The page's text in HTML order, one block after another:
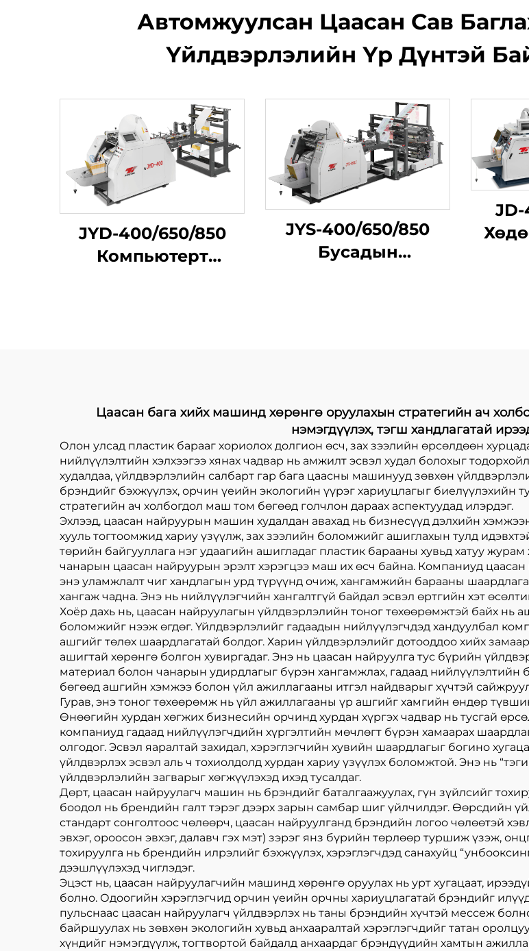
Автомжуулсан Цаасан Сав
Үйлдвэрлэлийн Үр Дүнтэй
JYD-400/650/850
Компьютерт
JYS-400/650/850
Бусадын
бүрийн онлайн
дулаарал
JD-
Цаасан бага хийх машинд хөрөнгө оруулахын стратегийн ач
нэмэгдүүлэх, тэгш хандлагатай
Олон улсад пластик барааг хориолох долгион өсч, зах зээлийн өрсөлдөөн
нийлүүлэлтийн хэлхээгээ хянах чадвар нь амжилт эсвэл худал болохыг
худалдаа, үйлдвэрлэлийн салбарт гар бага цаасны машинууд зөвхөн
брэндийг бэхжүүлэх, орчин үеийн экологийн үүрэг хариуцлагыг биелүүлэхийн
стратегийн ач холбогдол маш том бөгөөд голчлон дараах аспектуудад илэрдэг.
Эхлээд, цаасан найруурын машин худалдан авахад нь бизнесүүд дэлхийн
хууль тогтоомжид хариу үзүүлж, зах зээлийн боломжийг ашиглахын тулд
төрийн байгууллага нэг удаагийн ашигладаг пластик барааны хувьд хатуу
чанарын цаасан найруурын эрэлт хэрэгцээ маш их өсч байна. Компаниуд
энэ уламжлалт чиг хандлагын урд түрүүнд очиж, хангамжийн барааны
хангаж чадна. Энэ нь нийлүүлэгчийн хангалтгүй байдал эсвэл өртгийн хэт
Хоёр дахь нь, цаасан найруулагын үйлдвэрлэлийн тоног төхөөрөмжтэй байх
боломжийг нээж өгдөг. Үйлдвэрлэлийг гадаадын нийлүүлэгчдэд хандуулбал
ашгийг төлөх шаардлагатай болдог. Харин үйлдвэрлэлийг дотооддоо хийх
ашигтай хөрөнгө болгон хувиргадаг. Энэ нь цаасан найруулга тус бүрийн
материал болон чанарын удирдлагыг бүрэн хангамжлах, гадаад
бөгөөд ашгийн хэмжээ болон үйл ажиллагааны итгэл найдварыг хүчтэй
Гурав, энэ тоног төхөөрөмж нь үйл ажиллагааны үр ашгийг хамгийн өндөр
Өнөөгийн хурдан хөгжих бизнесийн орчинд хурдан хүргэх чадвар нь тусгай
компаниуд гадаад нийлүүлэгчдийн хүргэлтийн мөчлөгт бүрэн хамаарах
олгодог. Эсвэл яаралтай захидал, хэрэглэгчийн хувийн шаардлагыг богино
үйлдвэрлэх эсвэл аль ч тохиолдолд хурдан хариу үзүүлэх боломжтой. Энэ нь
үйлдвэрлэлийн загварыг хөгжүүлэхэд ихэд тусалдаг.
Дөрт, цаасан найруулагч машин нь брэндийг баталгаажуулах, гүн зүйлсийг
боодол нь брендийн галт тэрэг дээрх зарын самбар шиг үйлчилдэг. Өөрсдийн
стандарт сонголтоос чөлөөрч, цаасан найруулганд брэндийн логоо чөлөөтэй
эвхэг, ороосон эвхэг, далавч гэх мэт) зэрэг янз бүрийн төрлөөр туршиж үзэж,
тохируулга нь брендийн илрэлийг бэхжүүлэх, хэрэглэгчдэд санахуйц
дээшлүүлэхэд чиглэдэг.
Эцэст нь, цаасан найруулагчийн машинд хөрөнгө оруулах нь урт хугацаат,
болно. Одоогийн хэрэглэгчид орчин үеийн орчны хариуцлагатай брэндийг
пульснаас цаасан найруулагч үйлдвэрлэх нь таны брэндийн хүчтэй мессеж
байршуулах нь зөвхөн экологийн хувьд анхааралтай хэрэглэгчдийг татан
хүндийг нэмэгдүүлж, тогтвортой байдалд анхаардаг брэндүүдийн хамтын